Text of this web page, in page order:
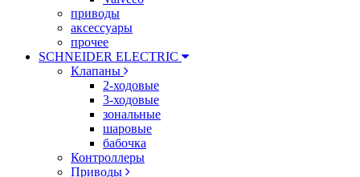
приводы
аксессуары
прочее
SCHNEIDER ELECTRIC
Клапаны
2-ходовые
3-ходовые
зональные
шаровые
бабочка
Контроллеры
Приводы